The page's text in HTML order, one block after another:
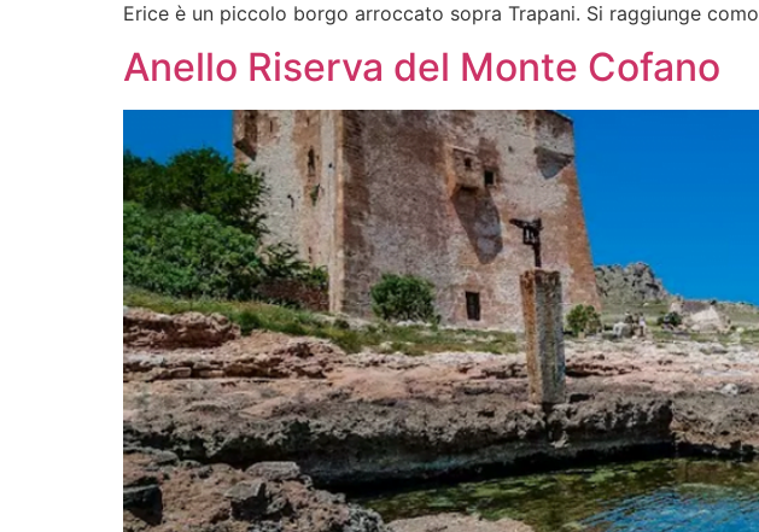
Erice è un piccolo borgo arroccato sopra Trapani. Si raggiunge
Anello Riserva del Monte Cofano